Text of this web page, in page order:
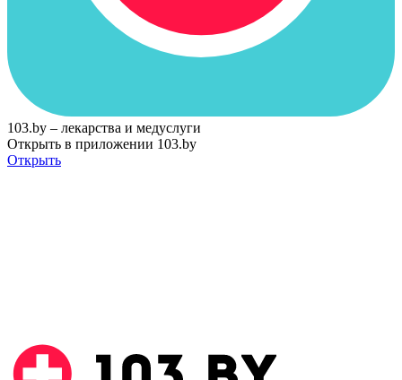
103.by – лекарства и медуслуги
Открыть в приложении 103.by
Открыть